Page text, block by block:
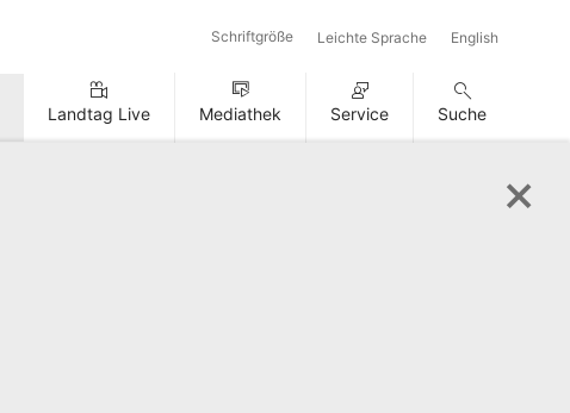
Schriftgröße Leichte Sprache English
Landtag Live Mediathek Service Suche